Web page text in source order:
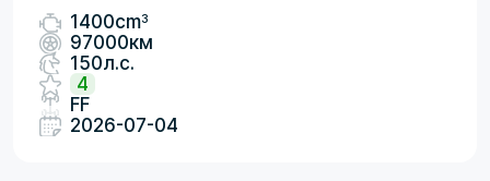
1400cm3
97000км
150л.с.
4
FF
2026-07-04